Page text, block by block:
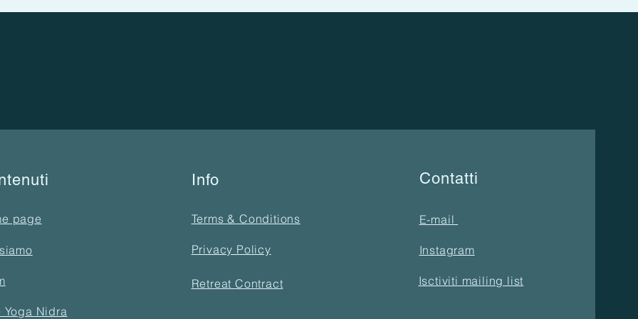
page
Yoga Nidra
Info
Terms & Conditions
Privacy Policy
Retreat Contract
Contatti
E-mail
Instagram
Isctiviti mailing list